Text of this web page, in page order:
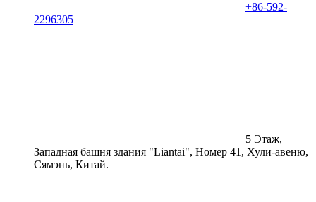
+86-592-
2296305
5 Этаж,
Западная башня здания "Liantai", Номер 41, Хули-авеню,
Сямэнь, Китай.